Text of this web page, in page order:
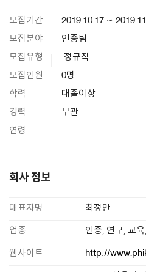
모집기간 2019.10.17 ~
모집분야 인증팀
모집유형 정규직
모집인원 0명
학력 대졸이상
경력 무관
연령
회사 정보
대표자명 최정만
업종 인증, 연구, 교
웹사이트 http://